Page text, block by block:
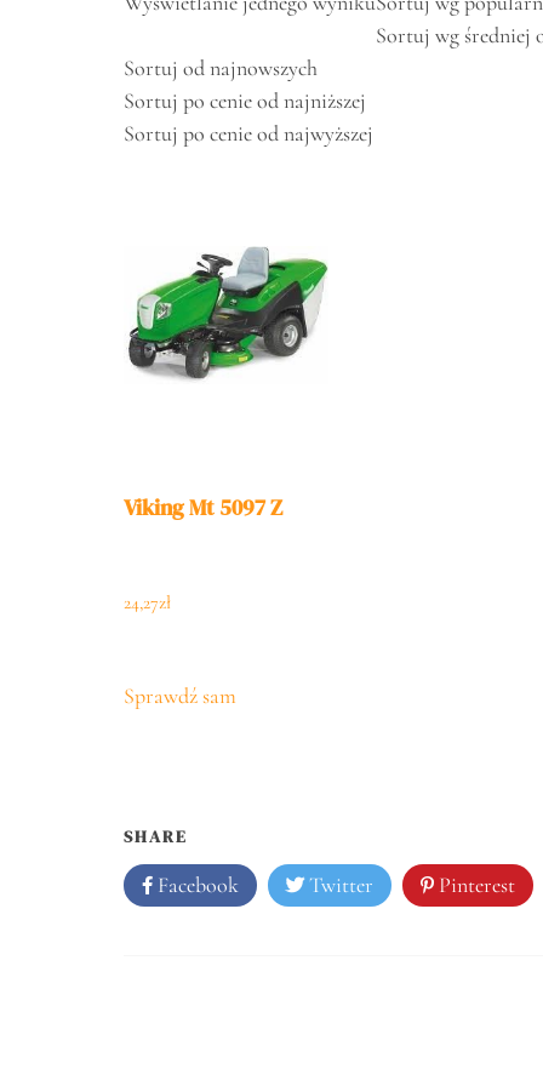
Sortuj wg średniej
Sortuj od najnowszych
Sortuj po cenie od najniższej
Sortuj po cenie od najwyższej
Viking Mt 5097 Z
24,27zł
Sprawdź sam
SHARE
Facebook Twitter Pinterest